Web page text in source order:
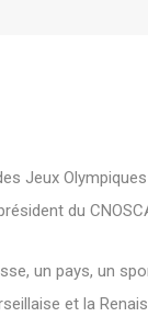
Jeux
du
un pays, un
et la